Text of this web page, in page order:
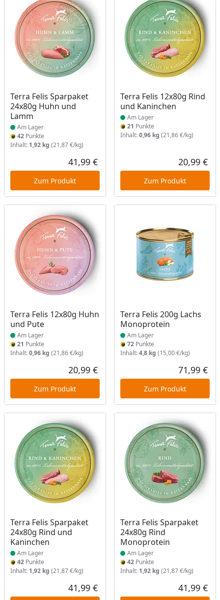
Terra Felis Sparpaket
24x80g Huhn und
Lamm
Produkt am Lager
Am Lager
42 Punkte
Inhalt: 1,92 kg (21,87 €/kg)
Aktueller Preis
41,99 €
Zum Produkt
Terra Felis 12x80g Rind
und Kaninchen
Produkt am Lager
Am Lager
21 Punkte
Inhalt:0,96 kg (21,86 €/kg)
20,99 €
Zum Produkt
Terra Felis 12x80g Huhn
und Pute
Produkt am Lager
Am Lager
21 Punkte
Inhalt:0,96 kg (21,86 €/kg)
Aktueller Preis
20,99 €
Zum Produkt
Terra Felis 200g Lachs
Monoprotein
Produkt am Lager
Am Lager
72Punkte
Inhalt:4,8 kg (15,00 €/kg)
71,99 €
Zum Produkt
Terra Felis Sparpaket
24x80g Rind und
Kaninchen
Produkt am Lager
Am Lager
42 Punkte
Inhalt: 1,92 kg (21,87 €/kg)
Aktueller Preis
41,99 €
Terra Felis Sparpaket
24x80g Rind
Monoprotein
Produkt am Lager
Am Lager
42Punkte
Inhalt: 1,92 kg (21,87 €/kg)
41,99 €